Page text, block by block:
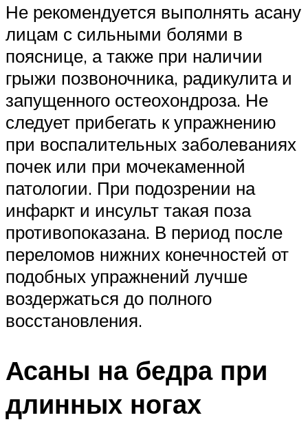
Не рекомендуется выполнять асану
лицам с сильными болями в
пояснице, а также при наличии
грыжи позвоночника, радикулита и
запущенного остеохондроза. Не
следует прибегать к упражнению
при воспалительных заболеваниях
почек или при мочекаменной
патологии. При подозрении на
инфаркт и инсульт такая поза
противопоказана. В период после
переломов нижних конечностей от
подобных упражнений лучше
воздержаться до полного
восстановления.
Асаны на бедра при
длинных ногах